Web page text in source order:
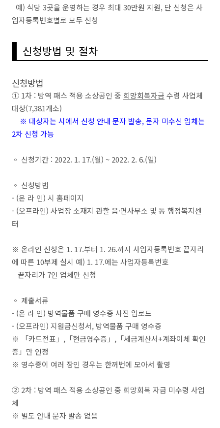
예) 식당 3곳을 운영하는 경우 최대 30만원 지원, 단 신청은 사
업자등록번호별로 모두 신청
신청방법 및 절차
신청방법
① 1차 : 방역 패스 적용 소상공인 중 희망회복자금 수령 사업체
대상(7,381개소)
※ 대상자는 시에서 신청 안내 문자 발송,문자 미수신 업체는
2차 신청 가능
◦ 신청기간 : 2022. 1. 17.(월) ~ 2022. 2. 6.(일)
◦ 신청방법
- (온 라 인) 시 홈페이지
- (오프라인) 사업장 소재지 관할 읍·면사무소 및 동 행정복지센
터
※ 온라인 신청은 1. 17.부터 1. 26.까지 사업자등록번호 끝자리
에 따른 10부제 실시 예) 1. 17.에는 사업자등록번호
끝자리가 7인 업체만 신청
◦ 제출서류
- (온 라 인) 방역물품 구매 영수증 사진 업로드
- (오프라인) 지원금신청서, 방역물품 구매 영수증
※ 「카드전표 」 , 「현금영수증 」 , 「세금계산서+계좌이체 확인
증 」 만 인정
※ 영수증이 여러 장인 경우는 한꺼번에 모아서 촬영
② 2차 : 방역 패스 적용 소상공인 중 희망회복 자금 미수령 사업
체
※ 별도 안내 문자 발송 없음